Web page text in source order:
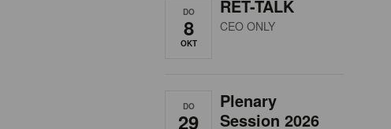
DO
8
OKT
RET-TALK
CEO ONLY
DO
29
Plenary
Session 2026